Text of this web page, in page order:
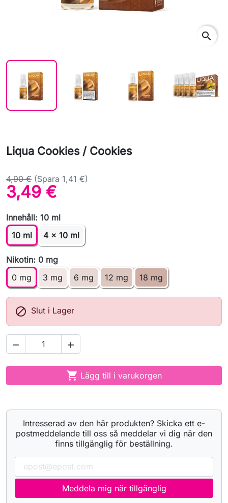
search
Liqua Cookies / Cookies
4,90 € (Spara 1,41 €)
3,49 €
Innehåll: 10 ml
10 ml
4 x 10 ml
Nikotin: 0 mg
0 mg
3 mg 6 mg 12 mg 18 mg
 Slut i Lager
 
 Lägg till i varukorgen
Intresserad av den här produkten? Skicka ett e-
postmeddelande till oss så meddelar vi dig när den
finns tillgänglig för beställning.
Meddela mig när tillgänglig